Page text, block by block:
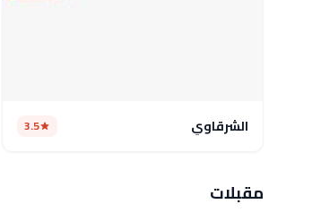
الشرقاوي 3.5
مقبلات